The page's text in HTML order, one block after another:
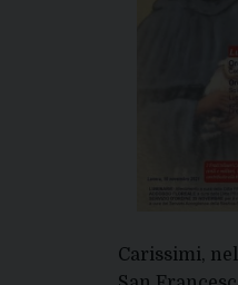
Carissimi,